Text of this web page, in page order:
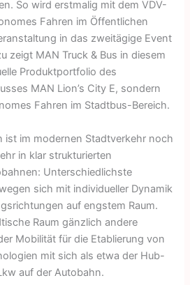
So wird erstmalig mit dem VDV-
Fahren im Öffentlichen
in das zweitägige Event
zeigt MAN Truck & Bus in diesem
Produktportfolio des
MAN Lion’s City E, sondern
Fahren im Stadtbus-Bereich.
ist im modernen Stadtverkehr noch
in klar strukturierten
Unterschiedlichste
sich mit individueller Dynamik
auf engstem Raum.
Raum gänzlich andere
Mobilität für die Etablierung von
mit sich als etwa der Hub-
auf der Autobahn.